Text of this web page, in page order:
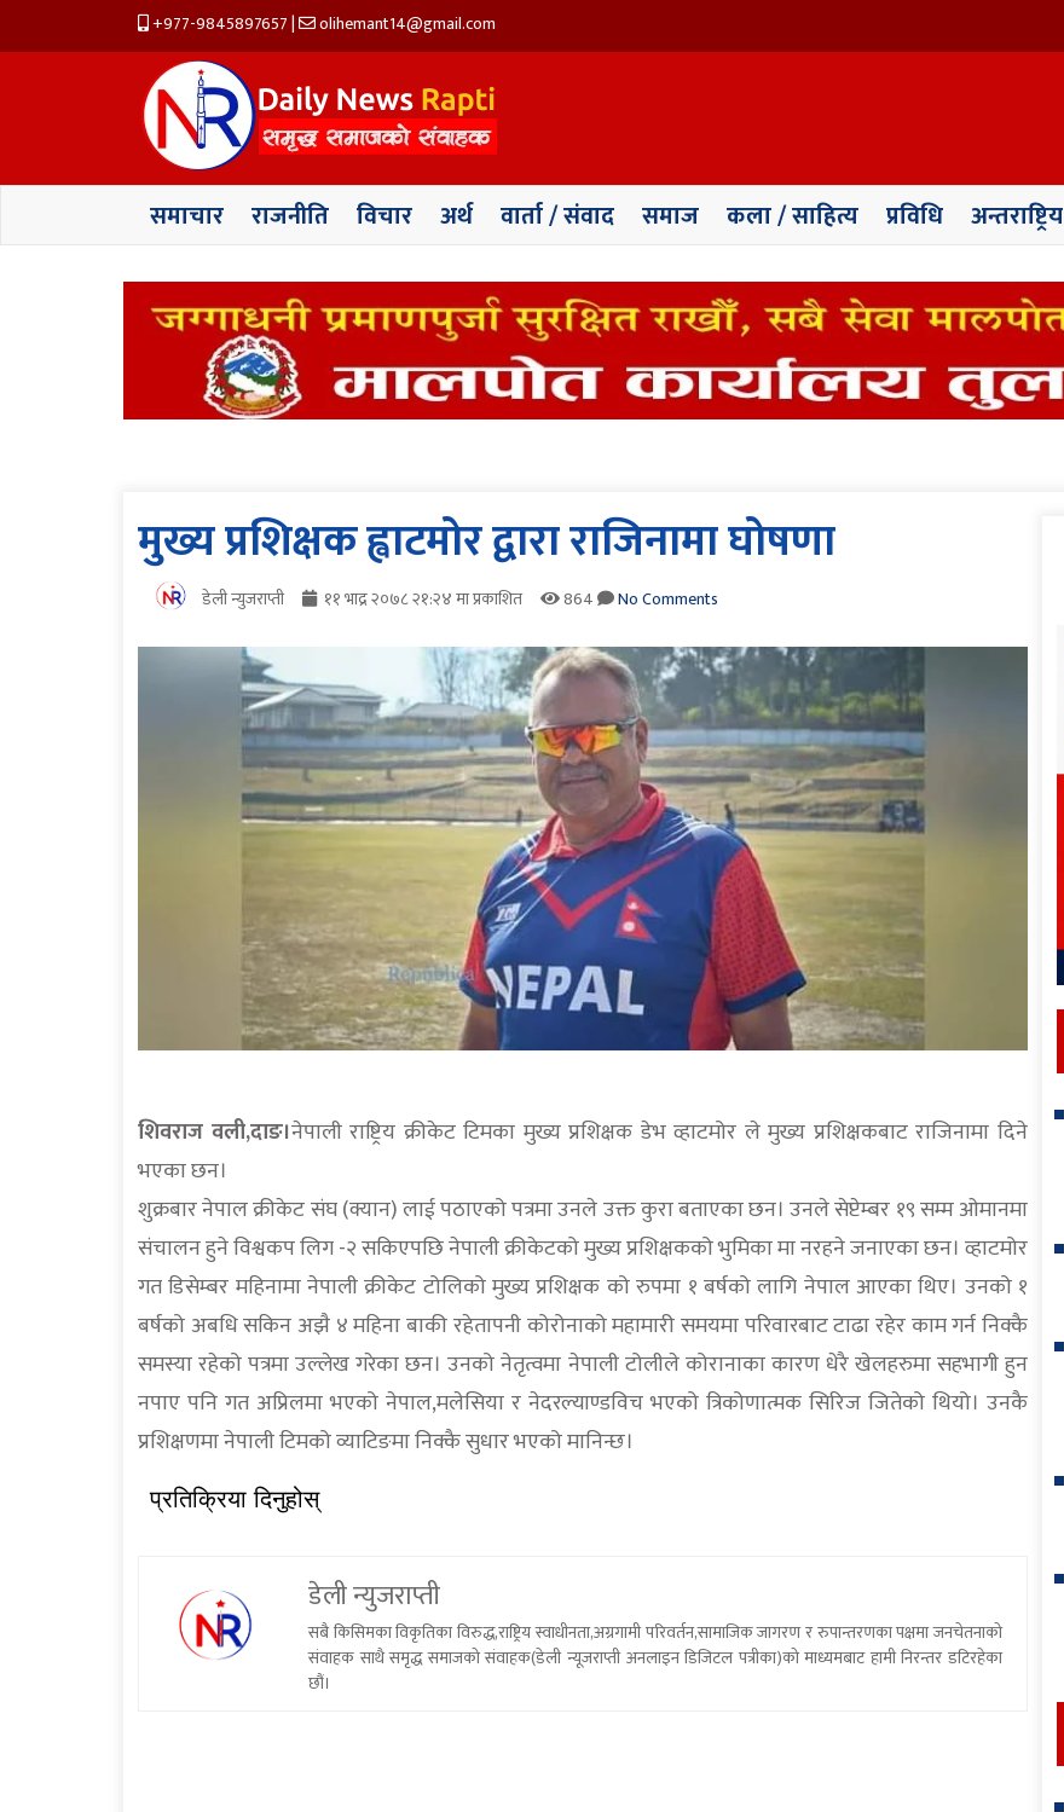
+977-9845897657| olihemant14@gmail.com
समाचार राजनीति विचार अर्थ वार्ता / संवाद समाज कला / साहित्य प्रविधि अन्तराष्ट्रिय
मुख्य प्रशिक्षक ह्वाटमोर द्वारा राजिनामा घोषणा
डेली न्युजराप्ती ११ भाद्र २०७८ २१:२४ मा प्रकाशित 864 No Comments
शिवराज वली,दाङ।नेपाली राष्ट्रिय क्रीकेट टिमका मुख्य प्रशिक्षक डेभ व्हाटमोर ले मुख्य प्रशिक्षकबाट राजिनामा दिने
भएका छन।
शुक्रबार नेपाल क्रीकेट संघ (क्यान) लाई पठाएको पत्रमा उनले उक्त कुरा बताएका छन। उनले सेप्टेम्बर १९ सम्म ओमानमा
संचालन हुने विश्वकप लिग -२ सकिएपछि नेपाली क्रीकेटको मुख्य प्रशिक्षकको भुमिका मा नरहने जनाएका छन। व्हाटमोर
गत डिसेम्बर महिनामा नेपाली क्रीकेट टोलिको मुख्य प्रशिक्षक को रुपमा १ बर्षको लागि नेपाल आएका थिए। उनको १
बर्षको अबधि सकिन अझै ४ महिना बाकी रहेतापनी कोरोनाको महामारी समयमा परिवारबाट टाढा रहेर काम गर्न निक्कै
समस्या रहेको पत्रमा उल्लेख गरेका छन। उनको नेतृत्वमा नेपाली टोलीले कोरानाका कारण धेरै खेलहरुमा सहभागी हुन
नपाए पनि गत अप्रिलमा भएको नेपाल,मलेसिया र नेदरल्याण्डविच भएको त्रिकोणात्मक सिरिज जितेको थियो। उनकै
प्रशिक्षणमा नेपाली टिमको व्याटिङमा निक्कै सुधार भएको मानिन्छ।
प्रतिक्रिया दिनुहोस्
डेली न्युजराप्ती
सबै किसिमका विकृतिका विरुद्ध,राष्ट्रिय स्वाधीनता,अग्रगामी परिवर्तन,सामाजिक जागरण र रुपान्तरणका पक्षमा जनचेतनाको
संवाहक साथै समृद्ध समाजको संवाहक(डेली न्यूजराप्ती अनलाइन डिजिटल पत्रीका)को माध्यमबाट हामी निरन्तर डटिरहेका
छौं।